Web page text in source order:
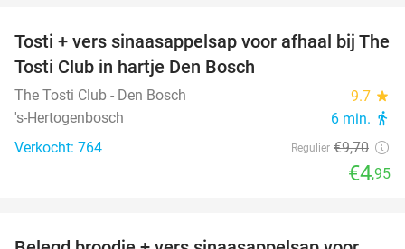
49%
Tosti + vers sinaasappelsap voor afhaal bij The
Tosti Club in hartje Den Bosch
The Tosti Club - Den Bosch 9.7 star
's-Hertogenbosch 6 min. directions_walk
Verkocht: 764 Regulier €9,70
€4,95